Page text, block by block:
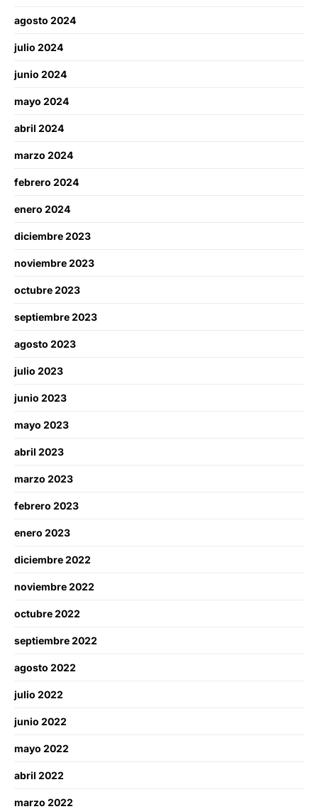
agosto 2024
julio 2024
junio 2024
mayo 2024
abril 2024
marzo 2024
febrero 2024
enero 2024
diciembre 2023
noviembre 2023
octubre 2023
septiembre 2023
agosto 2023
julio 2023
junio 2023
mayo 2023
abril 2023
marzo 2023
febrero 2023
enero 2023
diciembre 2022
noviembre 2022
octubre 2022
septiembre 2022
agosto 2022
julio 2022
junio 2022
mayo 2022
abril 2022
marzo 2022